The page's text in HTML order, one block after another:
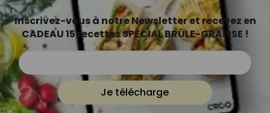
Inscrivez-vous à notre Newsletter et recevez en
CADEAU 15 recettes SPÉCIAL BRÛLE-GRAISSE !
Je télécharge